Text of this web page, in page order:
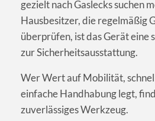
gezielt nach Gaslecks suchen
Hausbesitzer, die regelmäßig
überprüfen, ist das Gerät eine
zur Sicherheitsausstattung.
Wer Wert auf Mobilität,
einfache Handhabung legt,
zuverlässiges Werkzeug.